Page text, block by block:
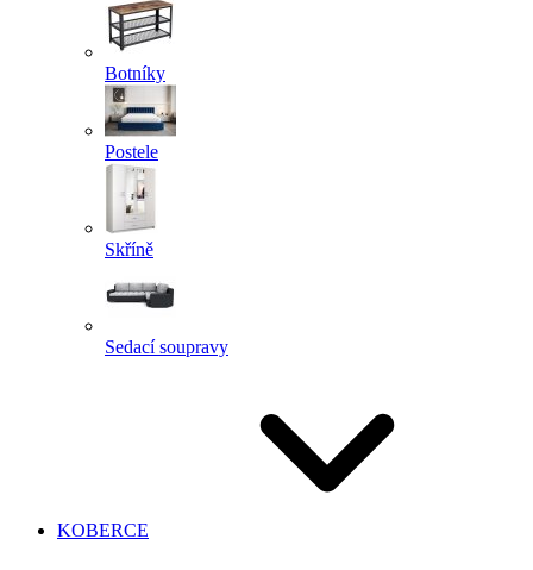
Botníky
Postele
Skříně
Sedací soupravy
KOBERCE